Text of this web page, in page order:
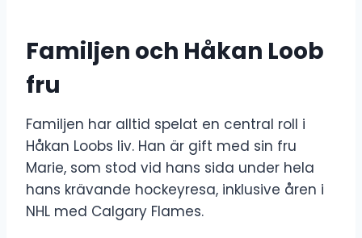
Familjen och Håkan Loob
fru
Familjen har alltid spelat en central roll i
Håkan Loobs liv. Han är gift med sin fru
Marie, som stod vid hans sida under hela
hans krävande hockeyresa, inklusive åren i
NHL med Calgary Flames.